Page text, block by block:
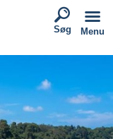
Søg Menu